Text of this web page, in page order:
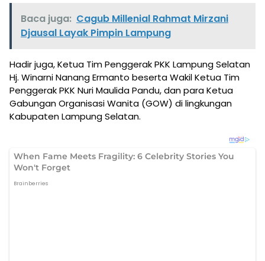
Baca juga: Cagub Millenial Rahmat Mirzani
Djausal Layak Pimpin Lampung
Hadir juga, Ketua Tim Penggerak PKK Lampung Selatan
Hj. Winarni Nanang Ermanto beserta Wakil Ketua Tim
Penggerak PKK Nuri Maulida Pandu, dan para Ketua
Gabungan Organisasi Wanita (GOW) di lingkungan
Kabupaten Lampung Selatan.